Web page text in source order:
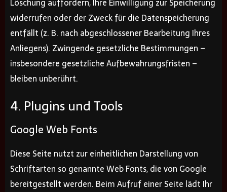
widerrufen oder der Zweck für die Datenspeicherung
entfällt (z. B. nach abgeschlossener Bearbeitung Ihres
Anliegens). Zwingende gesetzliche Bestimmungen –
insbesondere gesetzliche Aufbewahrungsfristen –
bleiben unberührt.
4. Plugins und Tools
Google Web Fonts
Diese Seite nutzt zur einheitlichen Darstellung von
Schriftarten so genannte Web Fonts, die von Google
bereitgestellt werden. Beim Aufruf einer Seite lädt Ihr